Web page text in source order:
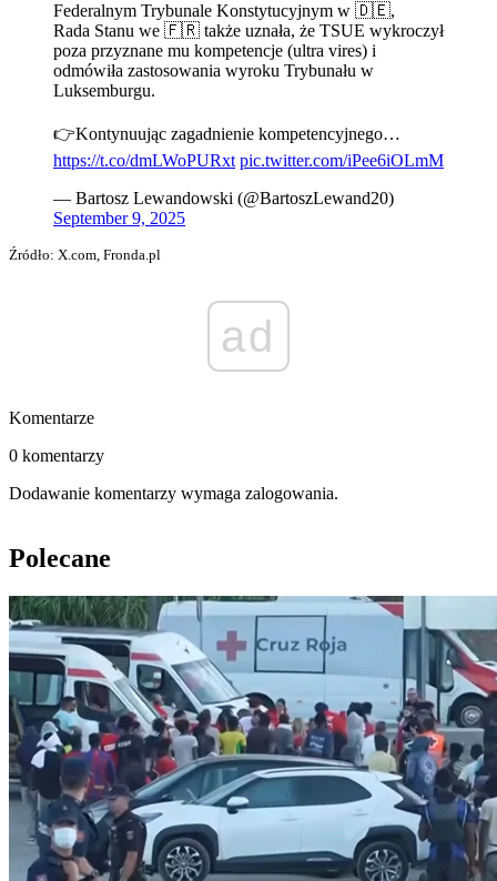
Federalnym Trybunale Konstytucyjnym w 🇩🇪,
Rada Stanu we 🇫🇷 także uznała, że TSUE wykroczył
poza przyznane mu kompetencje (ultra vires) i
odmówiła zastosowania wyroku Trybunału w
Luksemburgu.
👉Kontynuując zagadnienie kompetencyjnego…
https://t.co/dmLWoPURxt pic.twitter.com/iPee6iOLmM
— Bartosz Lewandowski (@BartoszLewand20)
September 9, 2025
Źródło: X.com, Fronda.pl
ad
Komentarze
0 komentarzy
Dodawanie komentarzy wymaga zalogowania.
Polecane